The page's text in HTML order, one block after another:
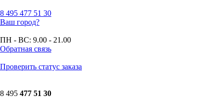
8 495 477 51 30
Ваш город?
ПН - ВС: 9.00 - 21.00
Обратная связь
Проверить статус заказа
8 495 477 51 30